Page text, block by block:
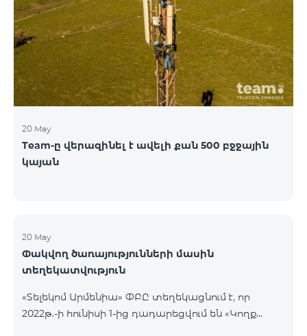
ծառայության նոր միացումները և գործողությունը։
20 May
Team-ը վերազինել է ավելի քան 500 բջջային
կայան
20 May
Փակվող ծառայությունների մասին
տեղեկատվություն
«Տելեկոմ Արմենիա» ՓԲԸ տեղեկացնում է, որ
2022թ.-ի հունիսի 1-ից դադարեցվում են «Կողք